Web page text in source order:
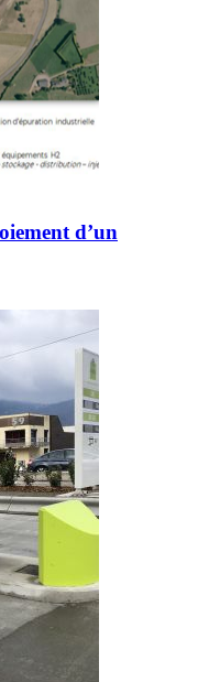
d’un